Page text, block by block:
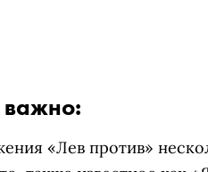
важно:
«Лев против»